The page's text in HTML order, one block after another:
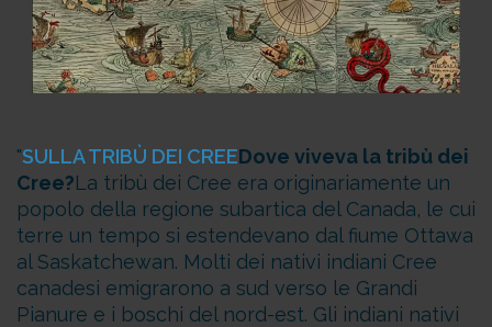
SULLA TRIBÙ DEI CREEDove viveva la tribù dei
Cree?La tribù dei Cree era originariamente un
popolo della regione subartica del Canada, le cui
terre un tempo si estendevano dal fiume Ottawa
al Saskatchewan. Molti dei nativi indiani Cree
canadesi emigrarono a sud verso le Grandi
Pianure e i boschi del nord-est. Gli indiani nativi